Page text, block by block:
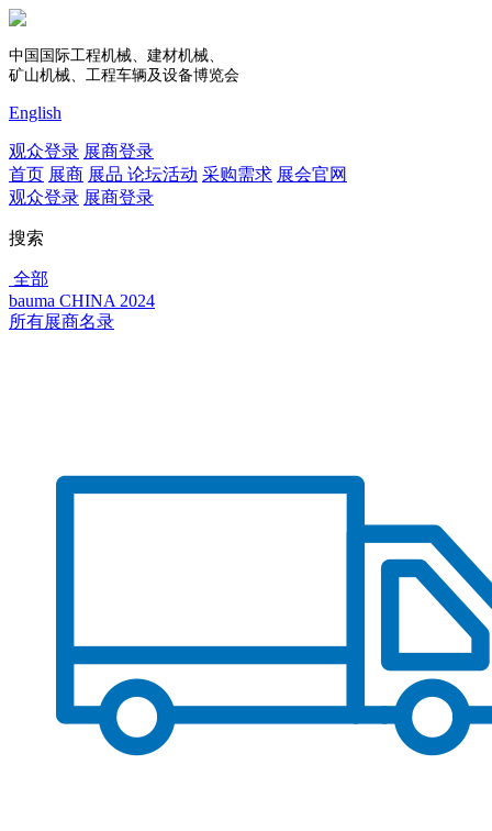
中国国际工程机械、建材机械、
矿山机械、工程车辆及设备博览会
English
观众登录 展商登录
首页 展商 展品 论坛活动 采购需求 展会官网
观众登录 展商登录
搜索
全部
bauma CHINA 2024
所有展商名录